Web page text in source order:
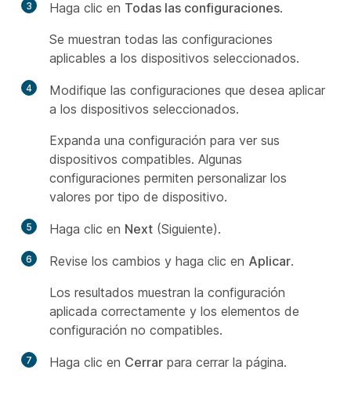
3 Haga clic en Todas las configuraciones.
Se muestran todas las configuraciones
aplicables a los dispositivos seleccionados.
4
Modifique las configuraciones que desea aplicar
a los dispositivos seleccionados.
Expanda una configuración para ver sus
dispositivos compatibles. Algunas
configuraciones permiten personalizar los
valores por tipo de dispositivo.
5 Haga clic en Next (Siguiente).
6 Revise los cambios y haga clic en Aplicar.
Los resultados muestran la configuración
aplicada correctamente y los elementos de
configuración no compatibles.
7 Haga clic en Cerrar para cerrar la página.